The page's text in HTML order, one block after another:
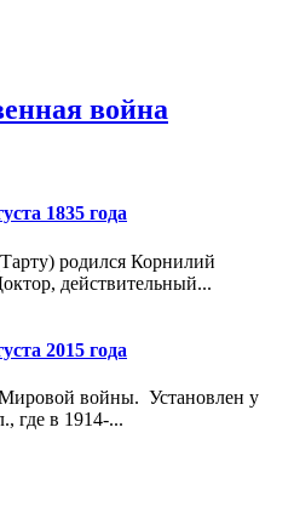
война
1835 года
родился Корнилий
действительный...
2015 года
войны. Установлен у
где в 1914-...